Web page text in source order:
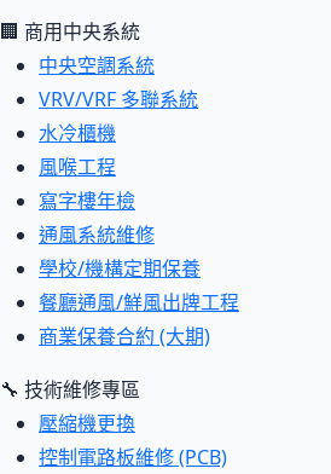
🏢 商用中央系統
中央空調系統
VRV/VRF 多聯系統
水冷櫃機
風喉工程
寫字樓年檢
通風系統維修
學校/機構定期保養
餐廳通風/鮮風出牌工程
商業保養合約 (大期)
🔧 技術維修專區
壓縮機更換
控制電路板維修 (PCB)